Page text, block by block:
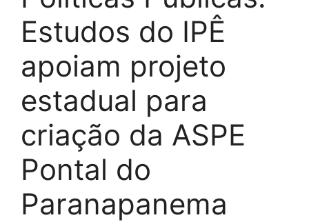
Estudos do IPÊ
apoiam projeto
estadual para
criação da ASPE
Pontal do
Paranapanema